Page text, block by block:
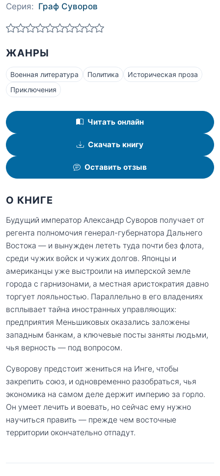
Серия: Граф Суворов
ЖАНРЫ
Военная литература Политика
Историческая проза
Приключения
Читать онлайн
Скачать книгу
Оставить отзыв
О КНИГЕ
Будущий император Александр Суворов получает от
регента полномочия генерал-губернатора Дальнего
Востока — и вынужден лететь туда почти без флота,
среди чужих войск и чужих долгов. Японцы и
американцы уже выстроили на имперской земле
города с гарнизонами, а местная аристократия давно
торгует лояльностью. Параллельно в его владениях
всплывает тайна иностранных управляющих:
предприятия Меньшиковых оказались заложены
западным банкам, а ключевые посты заняты людьми,
чья верность — под вопросом.
Суворову предстоит жениться на Инге, чтобы
закрепить союз, и одновременно разобраться, чья
экономика на самом деле держит империю за горло.
Он умеет лечить и воевать, но сейчас ему нужно
научиться править — прежде чем восточные
территории окончательно отпадут.